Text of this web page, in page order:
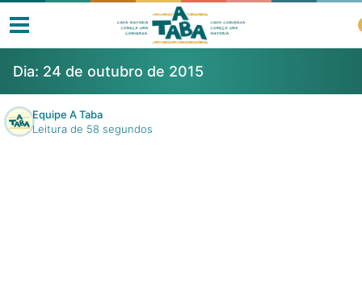
Livros
Dia: 24 de outubro de 2015
Equipe A Taba
Leitura de 58 segundos